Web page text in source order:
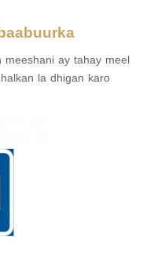
ay tahay meel
la dhigan karo